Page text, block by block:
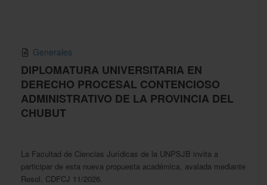
Generales
DIPLOMATURA UNIVERSITARIA EN
DERECHO PROCESAL CONTENCIOSO
ADMINISTRATIVO DE LA PROVINCIA DEL
CHUBUT
La Facultad de Ciencias Jurídicas de la UNPSJB invita a
participar de esta nueva propuesta académica, avalada mediante
Resol. CDFCJ 11/2026.